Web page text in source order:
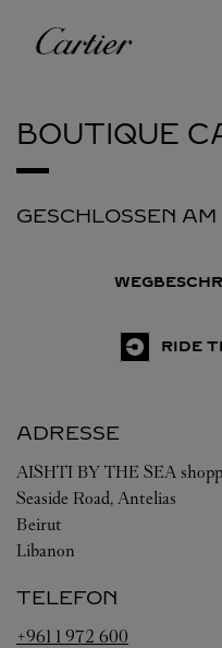
Cartier
BOUTIQUE
GESCHLOSSEN AM
RIDE
ADRESSE
AISHTI BY THE SEA
Seaside Road, Antelias
Beirut
Libanon
TELEFON
+961 1 972 600